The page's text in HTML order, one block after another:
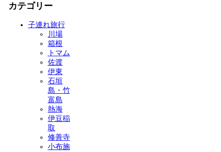
カテゴリー
子連れ旅行
川場
箱根
トマム
佐渡
伊東
石垣
島・竹
富島
熱海
伊豆稲
取
修善寺
小布施